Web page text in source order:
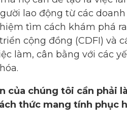
lao động từ các
tìm cách khám phá
cộng đồng (CDFI) và
làm, cân bằng với các
của chúng tôi cần phải
thức mang tính phục